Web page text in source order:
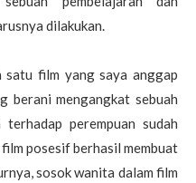
dilakukan.
satu film yang saya anggap
berani mengangkat sebuah
perempuan sudah
posesif berhasil membuat
sosok wanita dalam film